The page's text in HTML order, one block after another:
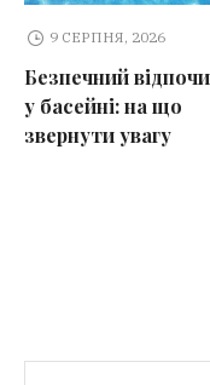
9 СЕРПНЯ, 2026
Безпечний
у басейні: на що
звернути увагу